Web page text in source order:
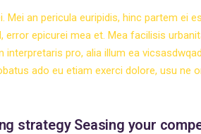
an pericula euripidis, hinc partem ei
error epicurei mea et. Mea facilisis
pro, alia illum ea
ado eu etiam exerci dolore, usu ne
strategy Seasing your